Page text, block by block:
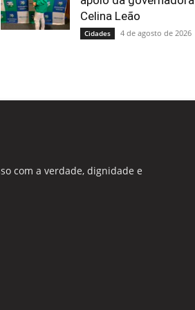
Celina Leão
Cidades 4 de agosto de 2026
com a verdade, dignidade e